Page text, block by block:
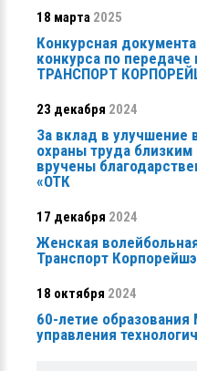
18 марта 2025
Конкурсная
конкурса по
ТРАНСПОРТ
23 декабря 2024
За вклад в улучшение
охраны труда
вручены
«ОТК
17 декабря 2024
Женская
Транспорт
18 октября 2024
60-летие образования
управления